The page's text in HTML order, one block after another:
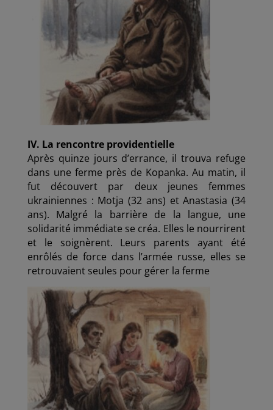
IV. La rencontre providentielle
Après quinze jours d’errance, il trouva refuge
dans une ferme près de Kopanka. Au matin, il
fut découvert par deux jeunes femmes
ukrainiennes : Motja (32 ans) et Anastasia (34
ans). Malgré la barrière de la langue, une
solidarité immédiate se créa. Elles le nourrirent
et le soignèrent. Leurs parents ayant été
enrôlés de force dans l’armée russe, elles se
retrouvaient seules pour gérer la ferme